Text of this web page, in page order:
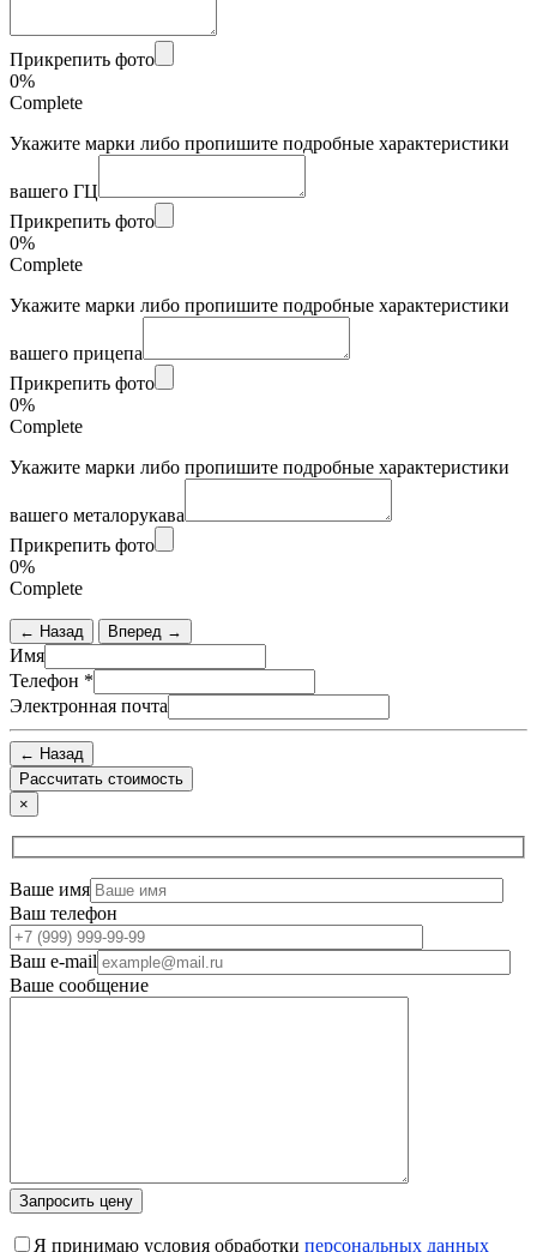
Прикрепить фото
0%
Complete
Укажите марки либо пропишите подробные характеристики
вашего ГЦ
Прикрепить фото
0%
Complete
Укажите марки либо пропишите подробные характеристики
вашего прицепа
Прикрепить фото
0%
Complete
Укажите марки либо пропишите подробные характеристики
вашего металорукава
Прикрепить фото
0%
Complete
← Назад Вперед →
Имя
Телефон *
Электронная почта
← Назад
×
Ваше имя
Ваш телефон
Ваш e-mail
Ваше сообщение
Я принимаю условия обработки персональных данных